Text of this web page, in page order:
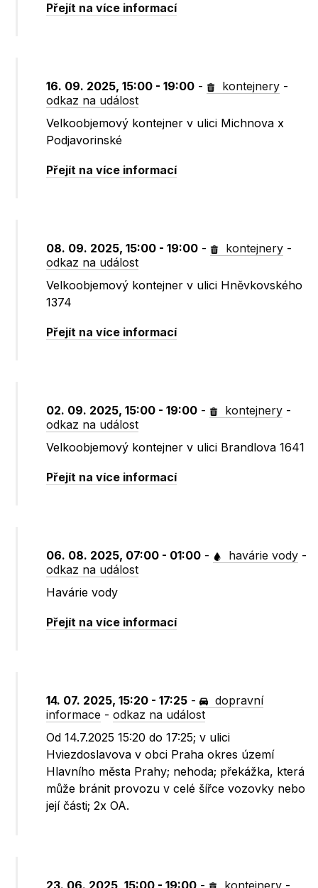
Přejít na více informací
16. 09. 2025, 15:00 - 19:00 - kontejnery -
odkaz na událost
Velkoobjemový kontejner v ulici Michnova x
Podjavorinské
Přejít na více informací
08. 09. 2025, 15:00 - 19:00 - kontejnery -
odkaz na událost
Velkoobjemový kontejner v ulici Hněvkovského
1374
Přejít na více informací
02. 09. 2025, 15:00 - 19:00 - kontejnery -
odkaz na událost
Velkoobjemový kontejner v ulici Brandlova 1641
Přejít na více informací
06. 08. 2025, 07:00 - 01:00 - havárie vody -
odkaz na událost
Havárie vody
Přejít na více informací
14. 07. 2025, 15:20 - 17:25 -
dopravní
informace -odkaz na událost
Od 14.7.2025 15:20 do 17:25; v ulici
Hviezdoslavova v obci Praha okres území
Hlavního města Prahy; nehoda; překážka, která
může bránit provozu v celé šířce vozovky nebo
její části; 2x OA.
23. 06. 2025, 15:00 - 19:00 - kontejnery -